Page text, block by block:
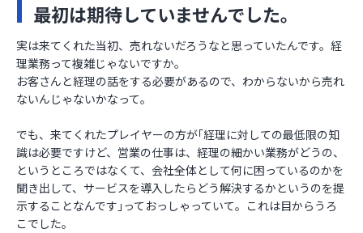
最初は期待していませんでした。
実は来てくれた当初、売れないだろうなと思っていたんです。経
理業務って複雑じゃないですか。
お客さんと経理の話をする必要があるので、わからないから売れ
ないんじゃないかなって。
でも、来てくれたプレイヤーの方が｢経理に対しての最低限の知
識は必要ですけど、営業の仕事は、経理の細かい業務がどうの、
というところではなくて、会社全体として何に困っているのかを
聞き出して、サービスを導入したらどう解決するかというのを提
示することなんです｣っておっしゃっていて。これは目からうろ
こでした。